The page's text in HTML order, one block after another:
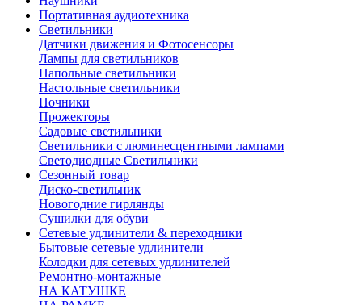
Портативная аудиотехника
Светильники
Датчики движения и Фотосенсоры
Лампы для светильников
Напольные светильники
Настольные светильники
Ночники
Прожекторы
Садовые светильники
Светильники с люминесцентными лампами
Светодиодные Светильники
Сезонный товар
Диско-светильник
Новогодние гирлянды
Сушилки для обуви
Сетевые удлинители & переходники
Бытовые сетевые удлинители
Колодки для сетевых удлинителей
Ремонтно-монтажные
НА КАТУШКЕ